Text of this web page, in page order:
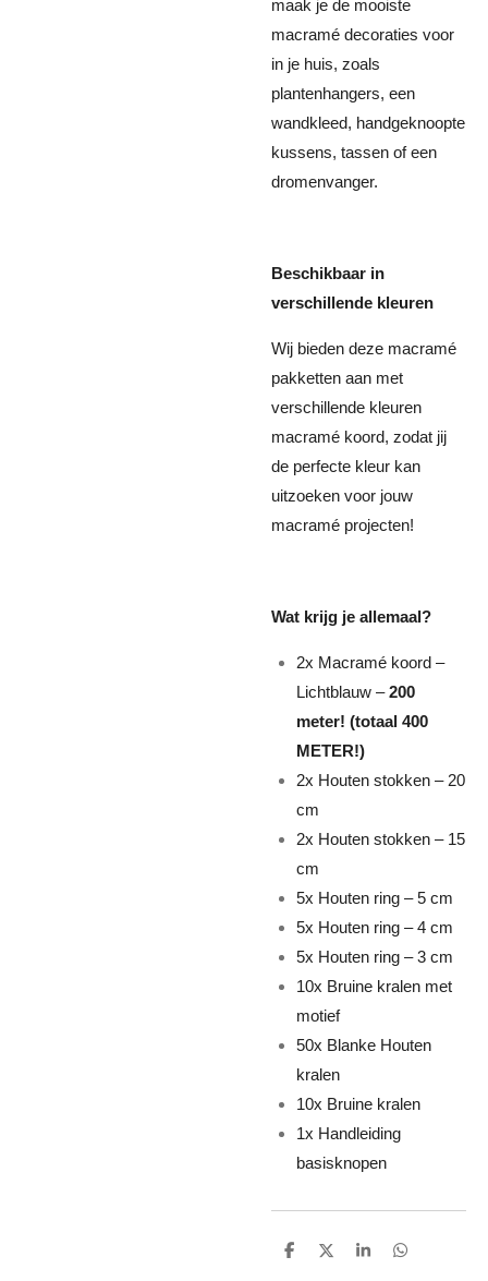
maak je de mooiste
macramé decoraties voor
in je huis, zoals
plantenhangers, een
wandkleed, handgeknoopte
kussens, tassen of een
dromenvanger.
Beschikbaar in
verschillende kleuren
Wij bieden deze macramé
pakketten aan met
verschillende kleuren
macramé koord, zodat jij
de perfecte kleur kan
uitzoeken voor jouw
macramé projecten!
Wat krijg je allemaal?
2x Macramé koord –
Lichtblauw –200
meter! (totaal 400
METER!)
2x Houten stokken – 20
cm
2x Houten stokken – 15
cm
5x Houten ring – 5 cm
5x Houten ring – 4 cm
5x Houten ring – 3 cm
10x Bruine kralen met
motief
50x Blanke Houten
kralen
10x Bruine kralen
1x Handleiding
basisknopen
D
D
S
D